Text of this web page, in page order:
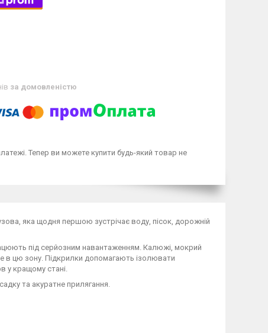
за домовленістю
Тепер ви можете купити будь-який товар не
яка щодня першою зустрічає воду, пісок, дорожній
під серйозним навантаженням. Калюжі, мокрий
в цю зону. Підкрилки допомагають ізолювати
у кращому стані.
та акуратне прилягання.